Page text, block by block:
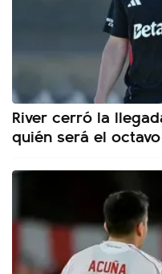
River cerró la
quién será el